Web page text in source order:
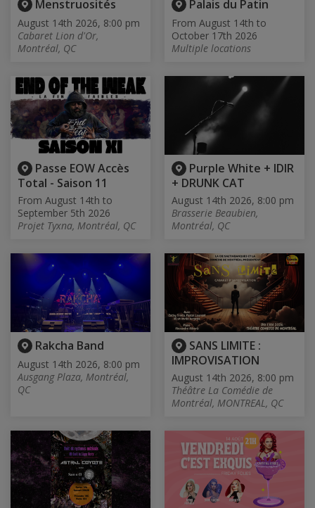
Menstruosités
August 14th 2026, 8:00 pm
Cabaret Lion d'Or,
Montréal, QC
Palais du Patin
From August 14th to
October 17th 2026
Multiple locations
Passe EOW Accès
Total - Saison 11
From August 14th to
September 5th 2026
Projet Tyxna, Montréal, QC
Purple White + IDIR
+ DRUNK CAT
August 14th 2026, 8:00 pm
Brasserie Beaubien,
Montréal, QC
Rakcha Band
August 14th 2026, 8:00 pm
Ausgang Plaza, Montréal,
QC
SANS LIMITE :
IMPROVISATION
August 14th 2026, 8:00 pm
Théâtre La Comédie de
Montréal, MONTREAL, QC